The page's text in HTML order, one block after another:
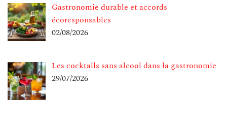
Gastronomie durable et accords
écoresponsables
02/08/2026
Les cocktails sans alcool dans la gastronomie
29/07/2026